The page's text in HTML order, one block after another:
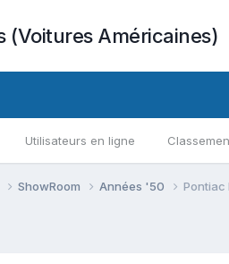
(Voitures Américaines)
Utilisateurs en ligne
ShowRoom Années '50 Pontiac